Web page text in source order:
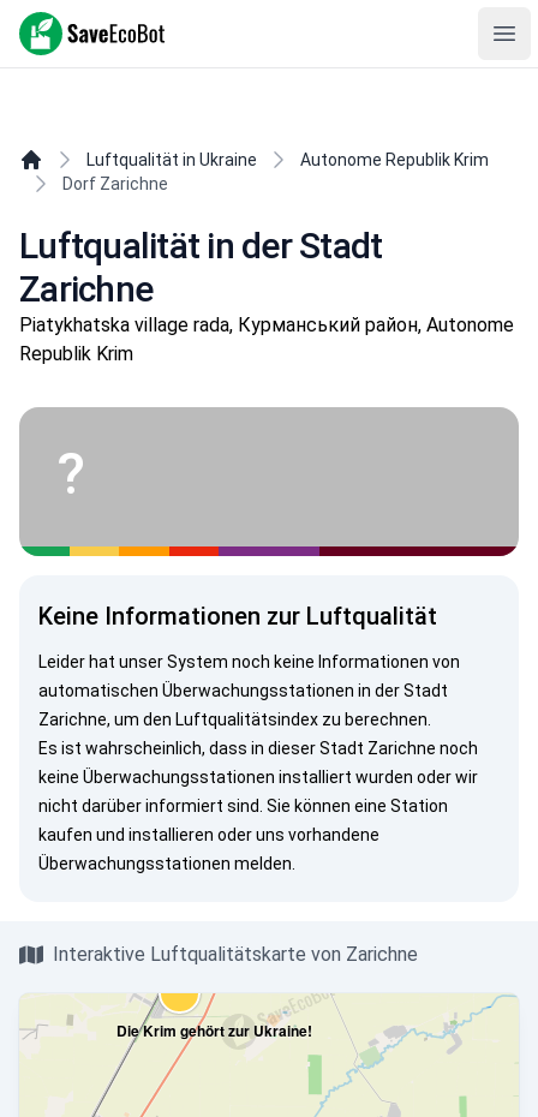
SaveEcoBot
Luftqualität in Ukraine
Autonome Republik Krim
Dorf Zarichne
Luftqualität in der Stadt
Zarichne
Piatykhatska village rada, Курманський район, Autonome
Republik Krim
?
Keine Informationen zur Luftqualität
Leider hat unser System noch keine Informationen von
automatischen Überwachungsstationen in der Stadt
Zarichne, um den Luftqualitätsindex zu berechnen.
Es ist wahrscheinlich, dass in dieser Stadt Zarichne noch
keine Überwachungsstationen installiert wurden oder wir
nicht darüber informiert sind. Sie können eine Station
kaufen und installieren oder uns vorhandene
Überwachungsstationen melden.
Interaktive Luftqualitätskarte von Zarichne
Die Krim gehört zur Ukraine!